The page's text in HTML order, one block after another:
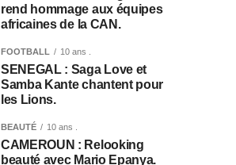
rend hommage aux équipes
africaines de la CAN.
FOOTBALL 10 ans .
SENEGAL : Saga Love et
Samba Kante chantent pour
les Lions.
BEAUTÉ 10 ans .
CAMEROUN : Relooking
beauté avec Mario Epanya.